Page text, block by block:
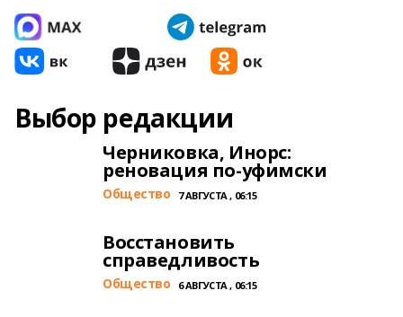
Выбор редакции
Черниковка, Инорс:
реновация по-уфимски
Общество 7 АВГУСТА , 06:15
Восстановить
справедливость
Общество 6 АВГУСТА , 06:15